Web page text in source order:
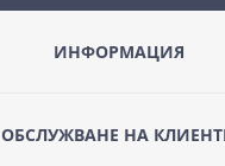
ИНФОРМАЦИЯ
ОБСЛУЖВАНЕ НА